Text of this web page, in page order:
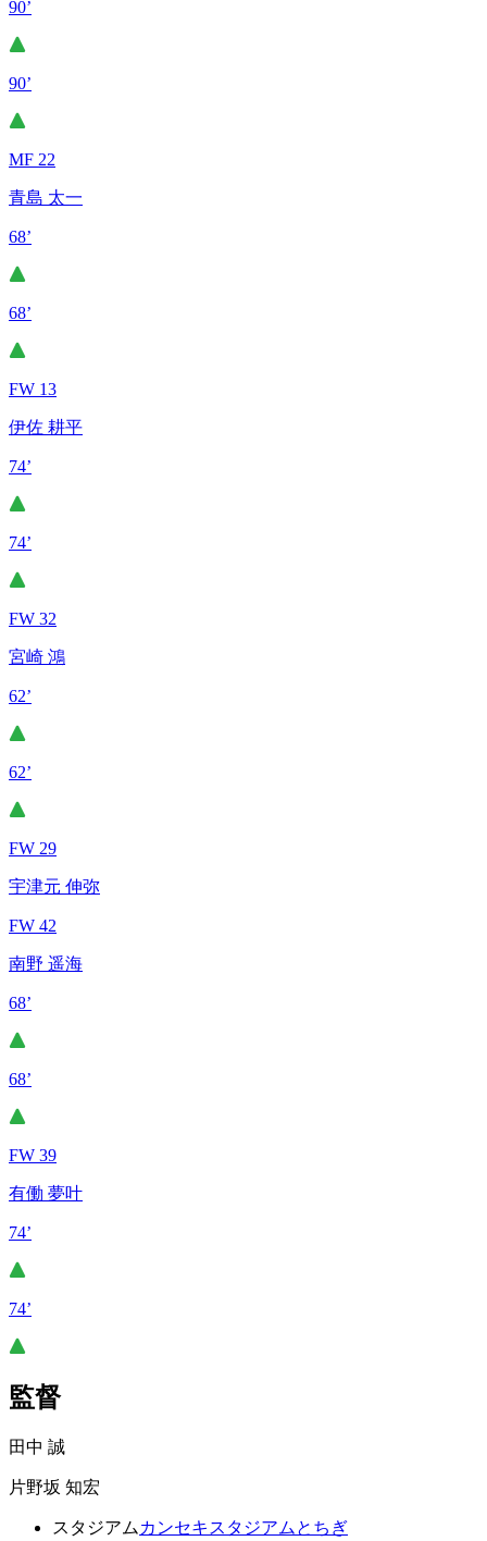
90’
90’
MF 22
青島 太一
68’
68’
FW 13
伊佐 耕平
74’
74’
FW 32
宮崎 鴻
62’
62’
FW 29
宇津元 伸弥
FW 42
南野 遥海
68’
68’
FW 39
有働 夢叶
74’
74’
監督
田中 誠
片野坂 知宏
スタジアム カンセキスタジアムとちぎ